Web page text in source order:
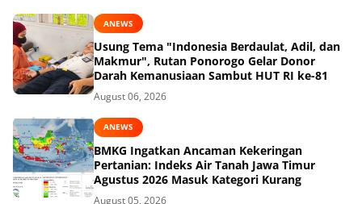
ANEWS
Usung Tema "Indonesia Berdaulat, Adil, dan
Makmur", Rutan Ponorogo Gelar Donor
Darah Kemanusiaan Sambut HUT RI ke-81
August 06, 2026
ANEWS
BMKG Ingatkan Ancaman Kekeringan
Pertanian: Indeks Air Tanah Jawa Timur
Agustus 2026 Masuk Kategori Kurang
August 05, 2026